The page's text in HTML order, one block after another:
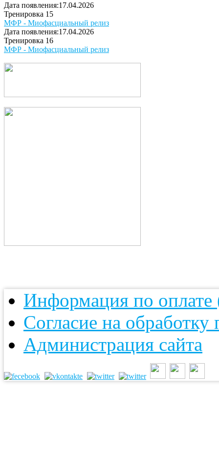
Дата появления:17.04.2026
Тренировка 15
МФР - Миофасциальный релиз
Дата появления:17.04.2026
Тренировка 16
МФР - Миофасциальный релиз
Информация по оплате
Согласие на
Администрация сайта